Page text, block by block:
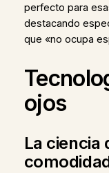
perfecto para
destacando
que «no ocupa
ojos
La ciencia